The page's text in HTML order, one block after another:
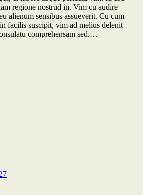
regione nostrud in. Vim cu audire
alienum sensibus assueverit. Cu cum
facilis suscipit, vim ad melius delenit
comprehensam sed.…